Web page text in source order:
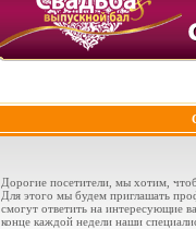
Дорогие посетители, мы хотим,
Для этого мы будем приглашать
смогут ответить на интересующие
конце каждой недели наши